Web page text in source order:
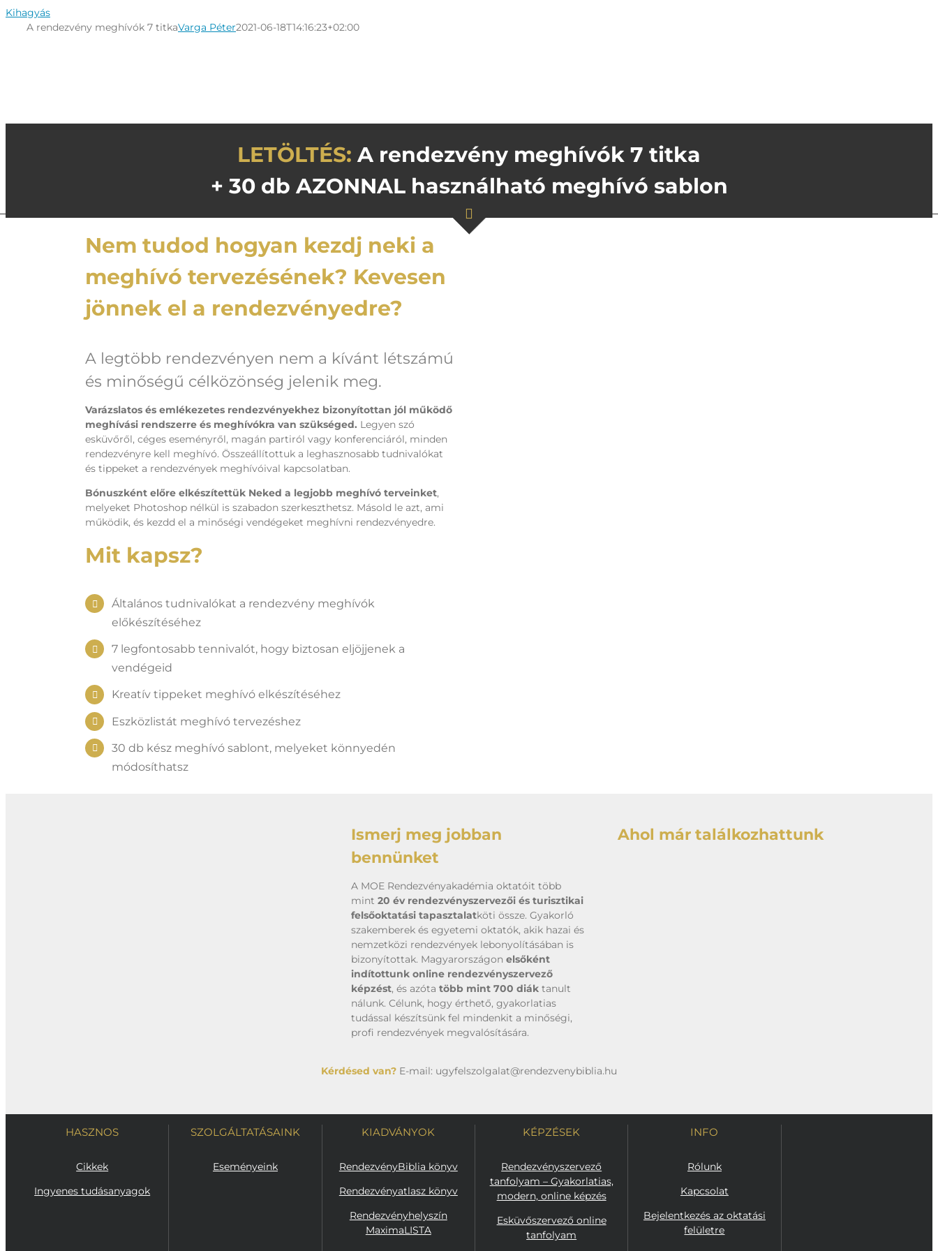
Kihagyás
A rendezvény meghívók 7 titkaVarga Péter2021-06-18T14:16:23+02:00
LETÖLTÉS: A rendezvény meghívók 7 titka
+ 30 db AZONNAL használható meghívó sablon
Nem tudod hogyan kezdj neki a
meghívó tervezésének? Kevesen
jönnek el a rendezvényedre?
A legtöbb rendezvényen nem a kívánt létszámú
és minőségű célközönség jelenik meg.
Varázslatos és emlékezetes rendezvényekhez bizonyítottan jól működő
meghívási rendszerre és meghívókra van szükséged. Legyen szó
esküvőről, céges eseményről, magán partiról vagy konferenciáról, minden
rendezvényre kell meghívó. Összeállítottuk a leghasznosabb tudnivalókat
és tippeket a rendezvények meghívóival kapcsolatban.
Bónuszként előre elkészítettük Neked a legjobb meghívó terveinket,
melyeket Photoshop nélkül is szabadon szerkeszthetsz. Másold le azt, ami
működik, és kezdd el a minőségi vendégeket meghívni rendezvényedre.
Mit kapsz?
Általános tudnivalókat a rendezvény meghívók
előkészítéséhez
7 legfontosabb tennivalót, hogy biztosan eljöjjenek a
vendégeid
Kreatív tippeket meghívó elkészítéséhez
Eszközlistát meghívó tervezéshez
30 db kész meghívó sablont, melyeket könnyedén
módosíthatsz
Ismerj meg jobban
bennünket
A MOE Rendezvényakadémia oktatóit több
mint20 év rendezvényszervezői és turisztikai
felsőoktatási tapasztalatköti össze. Gyakorló
szakemberek és egyetemi oktatók, akik hazai és
nemzetközi rendezvények lebonyolításában is
bizonyítottak. Magyarországonelsőként
indítottunk online rendezvényszervező
képzést, és azótatöbb mint 700 diáktanult
nálunk. Célunk, hogy érthető, gyakorlatias
tudással készítsünk fel mindenkit a minőségi,
profi rendezvények megvalósítására.
Ahol már találkozhattunk
Kérdésed van? E-mail: ugyfelszolgalat@rendezvenybiblia.hu
HASZNOS
Cikkek
Ingyenes tudásanyagok
SZOLGÁLTATÁSAINK
Eseményeink
KIADVÁNYOK
RendezvényBiblia könyv
Rendezvényatlasz könyv
Rendezvényhelyszín
MaximaLISTA
KÉPZÉSEK
Rendezvényszervező
tanfolyam – Gyakorlatias,
modern, online képzés
Esküvőszervező online
tanfolyam
INFO
Rólunk
Kapcsolat
Bejelentkezés az oktatási
felületre